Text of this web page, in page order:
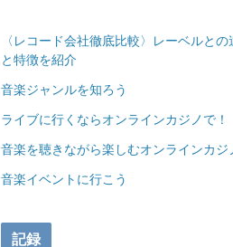
〈レコード会社徹底比較〉レーベルと
と特徴を紹介
音楽ジャンルを知ろう
ライブに行くならオンラインカジノで！
音楽を聴きながら楽しむオンラインカジ
音楽イベントに行こう
記録